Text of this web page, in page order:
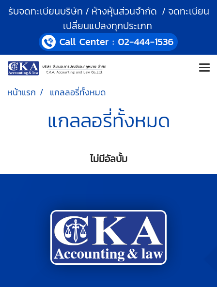
รับจดทะเบียนบริษัท / ห้างหุ้นส่วนจำกัด / จดทะเบียน
เปลี่ยนแปลงทุกประเภท
หน้าแรก แกลลอรี่ทั้งหมด
แกลลอรี่ทั้งหมด
ไม่มีอัลบั้ม